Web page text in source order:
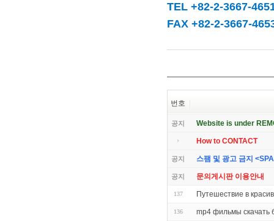
TEL +82-2-3667-
FAX +82-2-3667-
번호
공지 Website is under
How to CONTACT
공지 스팸 및 광고 금지
공지 문의게시판 이용안내
137 Путешествие в
136 mp4 фильмы скачать